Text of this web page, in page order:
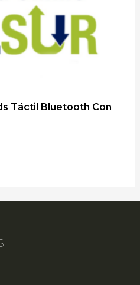
Táctil Bluetooth Con